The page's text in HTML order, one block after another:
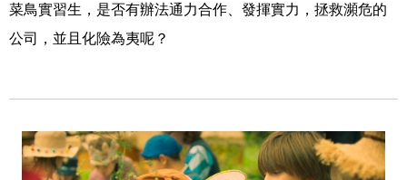
菜鳥實習生，是否有辦法通力合作、發揮實力，拯救瀕危的
公司，並且化險為夷呢？